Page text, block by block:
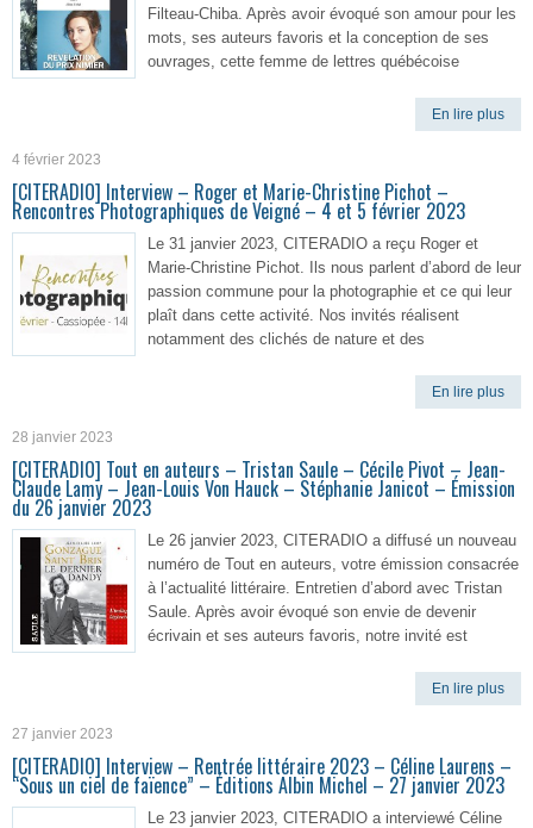
Filteau-Chiba. Après avoir évoqué son amour pour les
mots, ses auteurs favoris et la conception de ses
ouvrages, cette femme de lettres québécoise
En lire plus
4 février 2023
[CITERADIO] Interview – Roger et Marie-Christine Pichot –
Rencontres Photographiques de Veigné – 4 et 5 février 2023
Le 31 janvier 2023, CITERADIO a reçu Roger et
Marie-Christine Pichot. Ils nous parlent d’abord de leur
passion commune pour la photographie et ce qui leur
plaît dans cette activité. Nos invités réalisent
notamment des clichés de nature et des
En lire plus
28 janvier 2023
[CITERADIO] Tout en auteurs – Tristan Saule – Cécile Pivot – Jean-
Claude Lamy – Jean-Louis Von Hauck – Stéphanie Janicot – Émission
du 26 janvier 2023
Le 26 janvier 2023, CITERADIO a diffusé un nouveau
numéro de Tout en auteurs, votre émission consacrée
à l’actualité littéraire. Entretien d’abord avec Tristan
Saule. Après avoir évoqué son envie de devenir
écrivain et ses auteurs favoris, notre invité est
En lire plus
27 janvier 2023
[CITERADIO] Interview – Rentrée littéraire 2023 – Céline Laurens –
“Sous un ciel de faïence” – Éditions Albin Michel – 27 janvier 2023
Le 23 janvier 2023, CITERADIO a interviewé Céline